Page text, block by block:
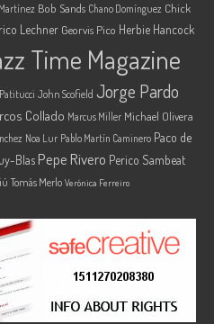
Bob Sands Chano Domínguez Chick
Lechner Georvis Pico Herbie Hancock
Time Magazine
John Scofield Jorge Pardo
Collado Marcus Miller Michael Olivera
Noa Lur Pablo Martín Caminero Paco de
Blas Pepe Rivero Perico Sambeat
Tomás Merlo Verónica Ferreiro